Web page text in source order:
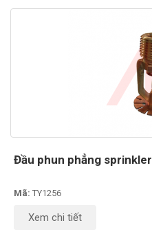
Đầu phun phẳng
Mã: TY1256
Xem chi tiết